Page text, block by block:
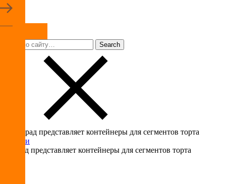
Новости
Пакград представляет контейнеры для сегментов торта